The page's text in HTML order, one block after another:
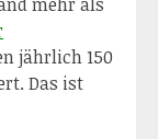
jährlich 150
Das ist